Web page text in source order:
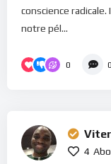
conscience
notre pél...
0 0
4